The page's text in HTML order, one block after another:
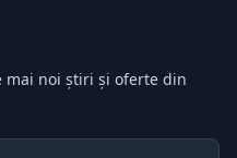
mai noi știri și oferte din